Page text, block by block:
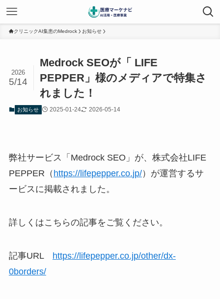
クリニックAI集患のMedrock お知らせ
Medrock SEOが「 LIFE
PEPPER」様のメディアで特集さ
れました！
2026
5/14
お知らせ 2025-01-24 2026-05-14
弊社サービス「Medrock SEO」が、 株式会社LIFE
PEPPER（ https://lifepepper.co.jp/）が運営するサ
ービスに掲載されました。
詳しくはこちらの記事をご覧ください。
記事URL https://lifepepper.co.jp/other/dx-
0borders/